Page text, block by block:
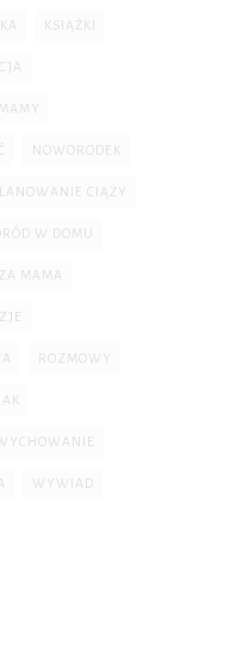
KSIĄŻKI
NOWORODEK
CIĄŻY
W DOMU
MAMA
ROZMOWY
WYWIAD